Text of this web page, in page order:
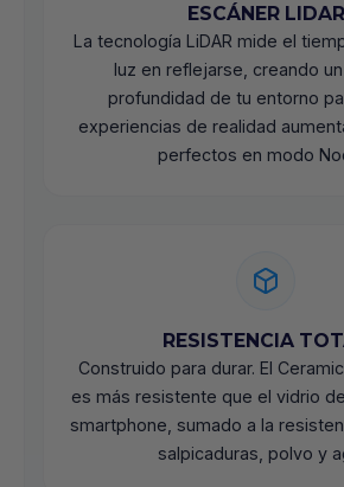
ESCÁNER LIDAR
La tecnología LiDAR mide el
luz en reflejarse, creando
profundidad de tu entorno
experiencias de realidad
perfectos en modo
RESISTENCIA
Construido para durar. El
es más resistente que el vidrio
smartphone, sumado a la
salpicaduras, polvo y